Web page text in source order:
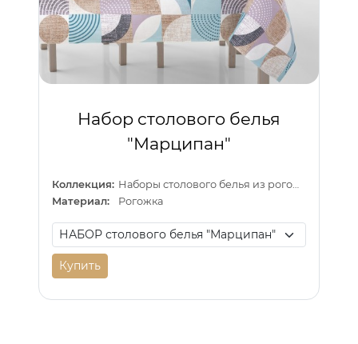
Набор столового белья
"Марципан"
Коллекция:
Материал:
Рогожка
Купить